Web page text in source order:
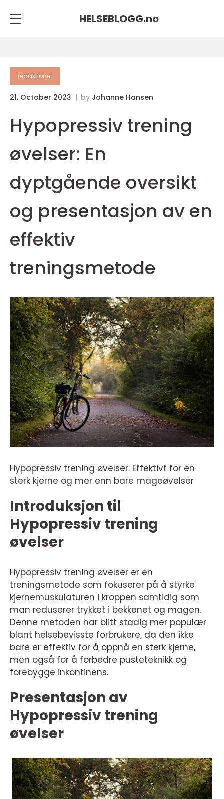
HELSEBLOGG.no
redaktionel
21. October 2023 by Johanne Hansen
Hypopressiv trening
øvelser: En
dyptgående oversikt
og presentasjon av en
effektiv
treningsmetode
Hypopressiv trening øvelser: Effektivt for en
sterk kjerne og mer enn bare mageøvelser
Introduksjon til
Hypopressiv trening
øvelser
Hypopressiv trening øvelser er en
treningsmetode som fokuserer på å styrke
kjernemuskulaturen i kroppen samtidig som
man reduserer trykket i bekkenet og magen.
Denne metoden har blitt stadig mer populær
blant helsebevisste forbrukere, da den ikke
bare er effektiv for å oppnå en sterk kjerne,
men også for å forbedre pusteteknikk og
forebygge inkontinens.
Presentasjon av
Hypopressiv trening
øvelser